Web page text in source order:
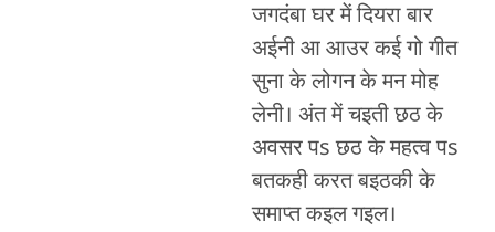
जगदंबा घर में दियरा बार
अईनी आ आउर कई गो गीत
सुना के लोगन के मन मोह
लेनी। अंत में चइती छठ के
अवसर पs छठ के महत्व पs
बतकही करत बइठकी के
समाप्त कइल गइल।